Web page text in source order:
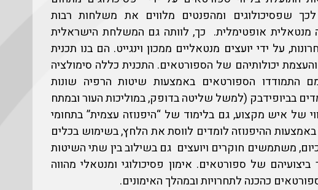
שפסיכולוגים ומהפנטים מלווים את משלחות רבות
מנטאלית אופטימלית. כך, לוותה גם המשלחת הישראלית
על ידי יועצים מנטאליים ממכון וינגייט. הם בנו תכנית
והעצמת יכולותיהם של הספורטאים. התכנית כללה סימולציה
התמודדו הספורטאים באמצעות שיטות הרפיה שונות
בביופידבק (למשל שליטה בדופק, במוליכות העור ובמתח
של איש מקצוע, גם בלימוד של “היפנוזה עצמית” בתחומי
באמצעות ההיפנוזה לומדים לווסת את הלחץ, בשימוש בכלים
כיום, משתמשים חוקרים ויועצים גם בשילוב בין שתי השיטות
ביצועיהם של ספורטאים. אימון פסיכולוגי ומנטאלי מהווה
כהכנה לתחרויות ובמהלך האימונים.